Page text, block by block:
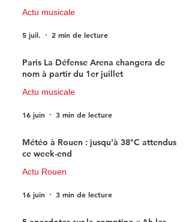
Actu musicale
5 juil. 2 min de lecture
Paris La Défense Arena changera de
nom à partir du 1er juillet
Actu musicale
16 juin 3 min de lecture
Météo à Rouen : jusqu'à 38°C attendus
ce week-end
Actu Rouen
16 juin 3 min de lecture